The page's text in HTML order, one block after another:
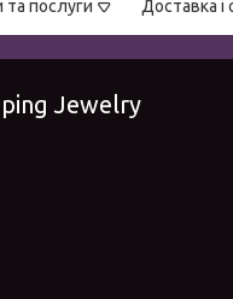
та послуги Доставка і
Jewelry